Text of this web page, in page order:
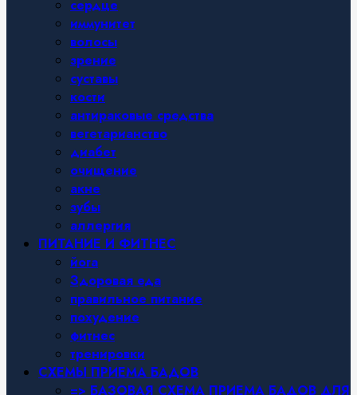
сердце
иммунитет
волосы
зрение
суставы
кости
антираковые средства
вегетарианство
диабет
очищение
акне
зубы
аллергия
ПИТАНИЕ И ФИТНЕС
йога
Здоровая еда
правильное питание
похудение
фитнес
тренировки
СХЕМЫ ПРИЕМА БАДОВ
=> БАЗОВАЯ СХЕМА ПРИЕМА БАДОВ ДЛЯ